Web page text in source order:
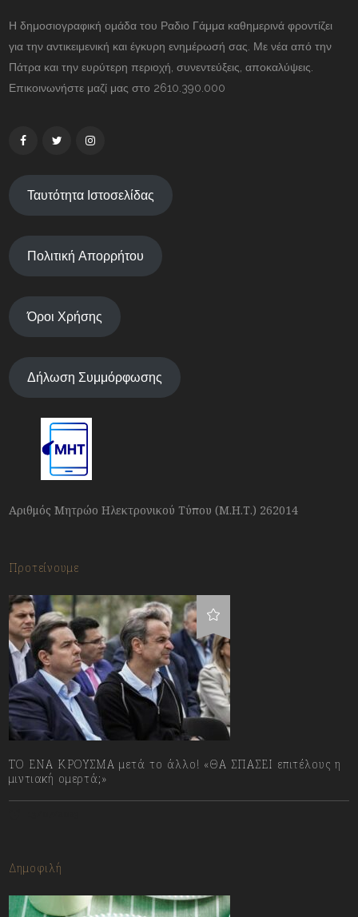
Η δημοσιογραφική ομάδα του Ραδιο Γάμμα καθημερινά φροντίζει
για την αντικειμενική και έγκυρη ενημέρωσή σας. Με νέα από την
Πάτρα και την ευρύτερη περιοχή, συνεντεύξεις, αποκαλύψεις.
Επικοινωνήστε μαζί μας στο 2610.390.000
Ταυτότητα Ιστοσελίδας
Πολιτική Απορρήτου
Όροι Χρήσης
Δήλωση Συμμόρφωσης
Αριθμός Μητρώο Ηλεκτρονικού Τύπου (Μ.Η.Τ.) 262014
Προτείνουμε
ΤΟ ΕΝΑ ΚΡΟΥΣΜΑ μετά το άλλο! «ΘΑ ΣΠΑΣΕΙ επιτέλους η
μιντιακή ομερτά;»
Δημοφιλή